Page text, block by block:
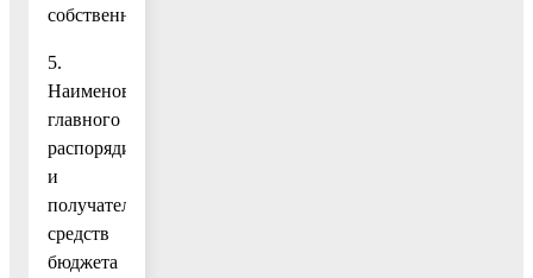
собственности.
5.
Наименование
главного
распорядителя
и
получателя
средств
бюджета